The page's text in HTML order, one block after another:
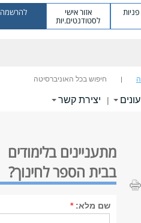
אזור אישי
לסטודנטים.יות
להרשמה
חיפוש בכל האוניברסיטה
| יצירת קשר
מתעניינים בלימודים
בבית הספר לחינוך?
שם מלא:*